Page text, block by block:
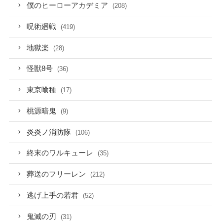
僕のヒーローアカデミア (208)
呪術廻戦 (419)
地獄楽 (28)
怪獣8号 (36)
東京喰種 (17)
桃源暗鬼 (9)
炎炎ノ消防隊 (106)
終末のワルキューレ (35)
葬送のフリーレン (212)
逃げ上手の若君 (52)
鬼滅の刃 (31)